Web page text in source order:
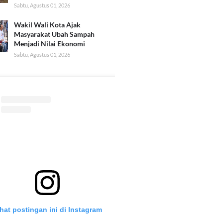
Sabtu, Agustus 01, 2026
Wakil Wali Kota Ajak
Masyarakat Ubah Sampah
Menjadi Nilai Ekonomi
Sabtu, Agustus 01, 2026
postingan ini di Instagram